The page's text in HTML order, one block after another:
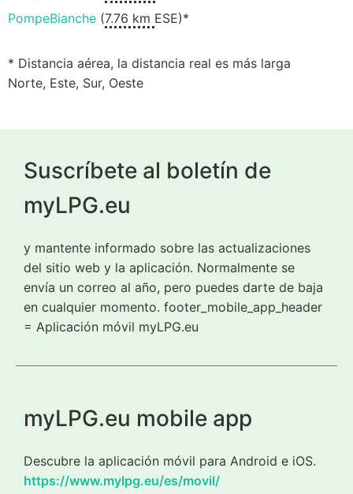
PompeBianche (7.76 km ESE)*
* Distancia aérea, la distancia real es más larga
Norte, Este, Sur, Oeste
Suscríbete al boletín de
myLPG.eu
y mantente informado sobre las actualizaciones
del sitio web y la aplicación. Normalmente se
envía un correo al año, pero puedes darte de baja
en cualquier momento. footer_mobile_app_header
= Aplicación móvil myLPG.eu
myLPG.eu mobile app
Descubre la aplicación móvil para Android e iOS.
https://www.mylpg.eu/es/movil/